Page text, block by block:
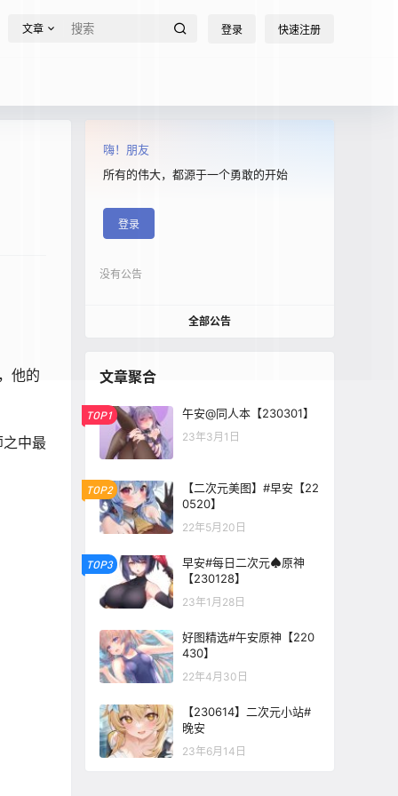
文章 登录 快速注册
他的
中最
嗨！朋友
所有的伟大，都源于一个勇敢的开始
登录
没有公告
全部公告
文章聚合
TOP1 午安@同人本【230301】
23年3月1日
TOP2
【二次元美图】#早安【22
0520】
22年5月20日
TOP3
早安#每日二次元♠原神
【230128】
23年1月28日
好图精选#午安原神【220
430】
22年4月30日
【230614】二次元小站#
晚安
23年6月14日